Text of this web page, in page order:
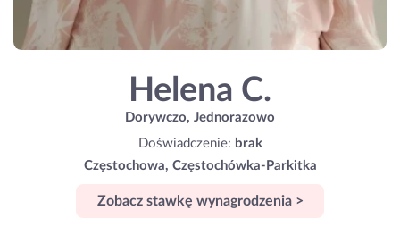
Helena C.
Dorywczo, Jednorazowo
Doświadczenie: brak
Częstochowa, Częstochówka-Parkitka
Zobacz stawkę wynagrodzenia >